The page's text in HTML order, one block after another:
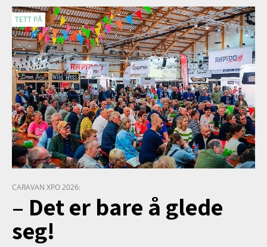
TETT PÅ
CARAVAN XPO 2026:
– Det er bare å glede
seg!